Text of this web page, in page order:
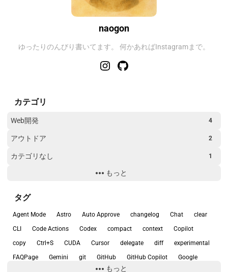
naogon
ゆったりのんびり書いてます。 何かあればInstagramまで。
カテゴリ
Web開発 4
アウトドア 2
カテゴリなし 1
開発ツール
開発環境 2
もっと
タグ
Agent Mode Astro Auto Approve changelog Chat
clear
CLI
Code Actions Codex compact context
Copilot
copy
Ctrl+S CUDA Cursor delegate diff
experimental
FAQPage
Gemini git GitHub GitHub Copilot
Google
もっと